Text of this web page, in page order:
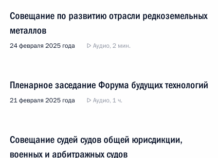
Совещание по развитию отрасли редкоземельных
металлов
24 февраля 2025 года Аудио, 2 мин.
Пленарное заседание Форума будущих технологий
21 февраля 2025 года Аудио, 1 ч.
Совещание судей судов общей юрисдикции,
военных и арбитражных судов